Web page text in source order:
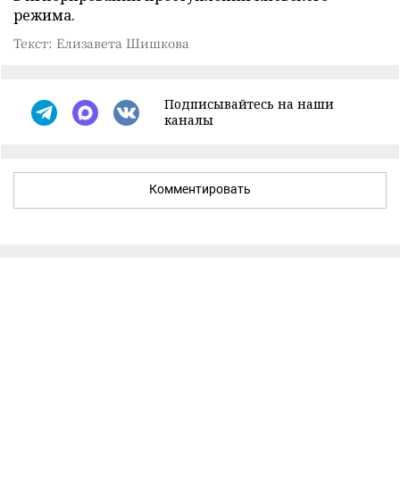
режима.
Текст: Елизавета Шишкова
Подписывайтесь на наши
каналы
Комментировать